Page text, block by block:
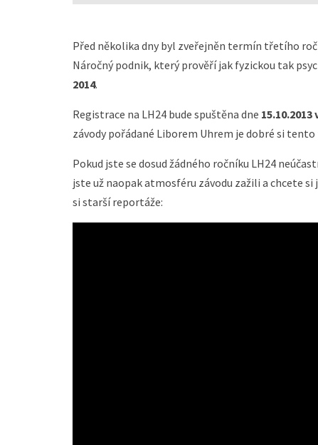
Před několika dny byl zveřejněn termín třetího
Náročný podnik, který prověří jak fyzickou tak
2014.
Registrace na LH24 bude spuštěna dne 15.10.2013
závody pořádané Liborem Uhrem je dobré si
Pokud jste se dosud žádného ročníku LH24
jste už naopak atmosféru závodu zažili a chcete
si starší reportáže: